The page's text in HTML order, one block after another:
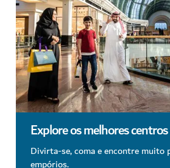
Explore os melhores
Divirta-se, coma e encontre muito
empórios.